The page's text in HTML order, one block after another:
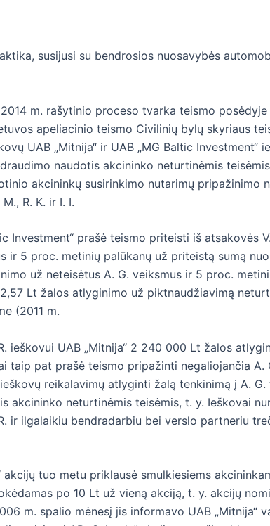
susijusi su bendrosios nuosavybės
m. rašytinio proceso tvarka teismo
apeliacinio teismo Civilinių bylų skyriaus
UAB „Mitnija“ ir UAB „MG Baltic Investment“
naudotis akcininko neturtinėmis
akcininkų susirinkimo nutarimų pripažinimo
R. K. ir I. I.
Investment“ prašė teismo priteisti iš atsakovės
ir 5 proc. metinių palūkanų už priteistą sumą
už neteisėtus A. G. veiksmus ir 5 proc.
Lt žalos atlyginimo už piktnaudžiavimą
(2011 m.
ieškovui UAB „Mitnija“ 2 240 000 Lt žalos
taip pat prašė teismo pripažinti negaliojančia
reikalavimų atlyginti žalą tenkinimą į A.
akcininko neturtinėmis teisėmis, t. y. Ieškovai
ir ilgalaikiu bendradarbiu bei verslo partneriu
tuo metu priklausė smulkiesiems
po 10 Lt už vieną akciją, t. y. akcijų
m. spalio mėnesį jis informavo UAB „Mitnija“